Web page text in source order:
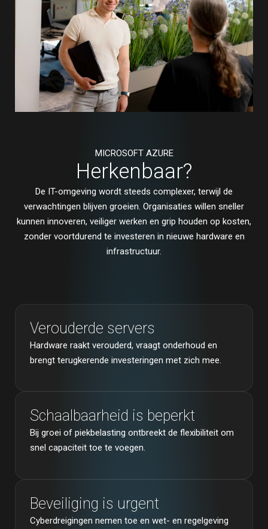
MICROSOFT AZURE
Herkenbaar?
De IT-omgeving wordt steeds complexer, terwijl de
verwachtingen blijven groeien. Organisaties willen sneller
kunnen innoveren, veiliger werken en grip houden op kosten,
zonder voortdurend te investeren in nieuwe hardware en
infrastructuur.
Verouderde servers
Hardware raakt verouderd, vraagt onderhoud en
brengt terugkerende investeringen met zich mee.
Schaalbaarheid is beperkt
Bij groei of piekbelasting ontbreekt de flexibiliteit om
snel capaciteit toe te voegen.
Beveiliging is urgent
Cyberdreigingen nemen toe en wet- en regelgeving